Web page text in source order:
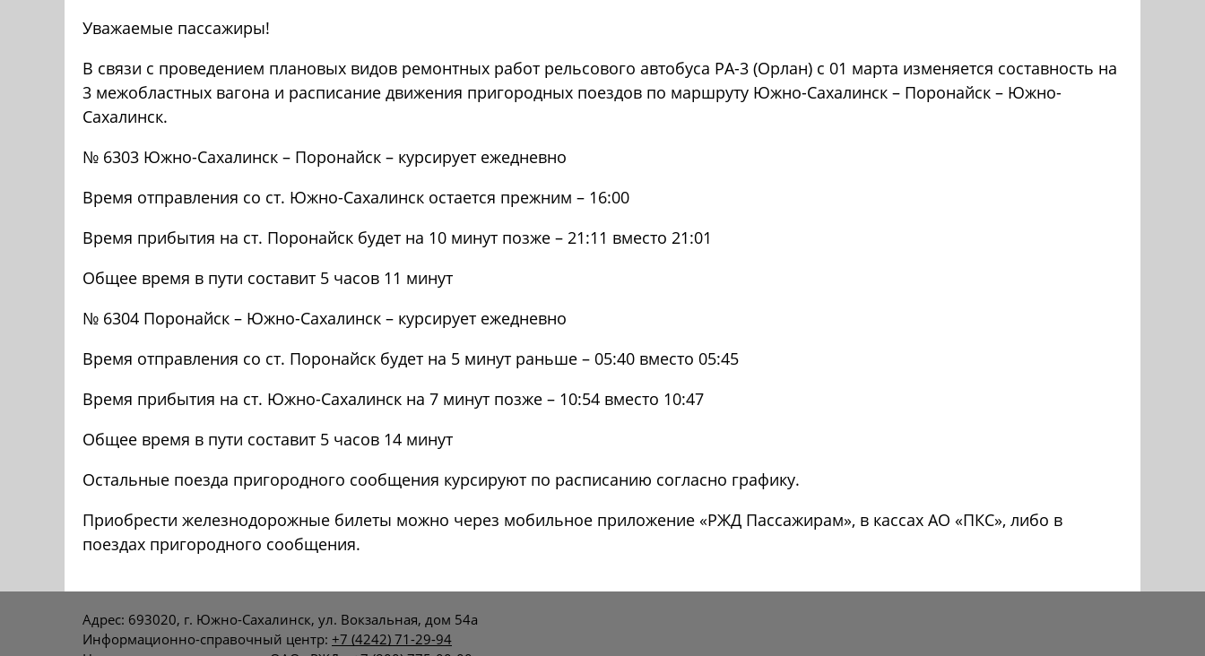
Уважаемые пассажиры!
В связи с проведением плановых видов ремонтных работ рельсового автобуса РА-3 (Орлан) с 01 марта изменяется составность на
3 межобластных вагона и расписание движения пригородных поездов по маршруту Южно-Сахалинск – Поронайск – Южно-
Сахалинск.
№ 6303 Южно-Сахалинск – Поронайск – курсирует ежедневно
Время отправления со ст. Южно-Сахалинск остается прежним – 16:00
Время прибытия на ст. Поронайск будет на 10 минут позже – 21:11 вместо 21:01
Общее время в пути составит 5 часов 11 минут
№ 6304 Поронайск – Южно-Сахалинск – курсирует ежедневно
Время отправления со ст. Поронайск будет на 5 минут раньше – 05:40 вместо 05:45
Время прибытия на ст. Южно-Сахалинск на 7 минут позже – 10:54 вместо 10:47
Общее время в пути составит 5 часов 14 минут
Остальные поезда пригородного сообщения курсируют по расписанию согласно графику.
Приобрести железнодорожные билеты можно через мобильное приложение «РЖД Пассажирам», в кассах АО «ПКС», либо в
поездах пригородного сообщения.
Адрес: 693020, г. Южно-Сахалинск, ул. Вокзальная, дом 54а
Информационно-справочный центр: +7 (4242) 71-29-94